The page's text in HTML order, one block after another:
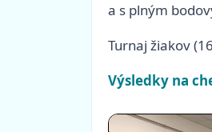
a s plným
Turnaj žiakov
Výsledky na